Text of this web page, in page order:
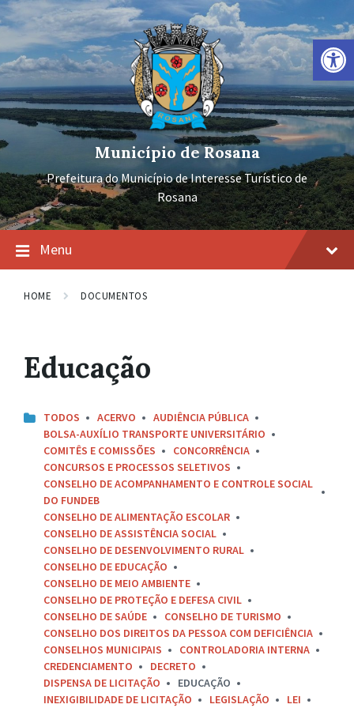
Barra de Ferramentas Aberta
Ir
para
conteúdo
Pular
para
navegação
principal
Pular
para
rodapé
Município de Rosana
Prefeitura do Município de Interesse Turístico de
Rosana
Menu
HOME DOCUMENTOS
Educação
TODOS ACERVO
AUDIÊNCIA PÚBLICA
BOLSA-AUXÍLIO TRANSPORTE UNIVERSITÁRIO
COMITÊS E COMISSÕES
CONCORRÊNCIA
CONCURSOS E PROCESSOS SELETIVOS
CONSELHO DE ACOMPANHAMENTO E CONTROLE SOCIAL
DO FUNDEB
CONSELHO DE ALIMENTAÇÃO ESCOLAR
CONSELHO DE ASSISTÊNCIA SOCIAL
CONSELHO DE DESENVOLVIMENTO RURAL
CONSELHO DE EDUCAÇÃO
CONSELHO DE MEIO AMBIENTE
CONSELHO DE PROTEÇÃO E DEFESA CIVIL
CONSELHO DE SAÚDE
CONSELHO DE TURISMO
CONSELHO DOS DIREITOS DA PESSOA COM DEFICIÊNCIA
CONSELHOS MUNICIPAIS
CONTROLADORIA INTERNA
CREDENCIAMENTO
DECRETO
DISPENSA DE LICITAÇÃO
EDUCAÇÃO
INEXIGIBILIDADE DE LICITAÇÃO
LEGISLAÇÃO
LEI